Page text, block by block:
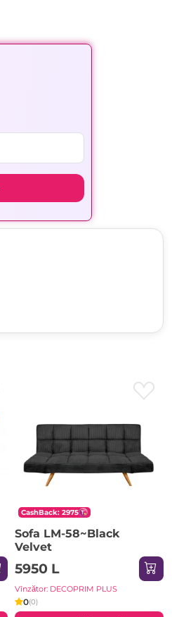
CashBack: 2975
Sofa LM-58~Black
Velvet
5950 L
Vînzător: DECOPRIM PLUS
0(0)